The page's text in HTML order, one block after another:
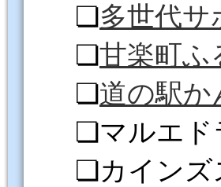
❏多世代
❏甘楽町ふ
❏道の駅か
❏マルエド
❏カインズ